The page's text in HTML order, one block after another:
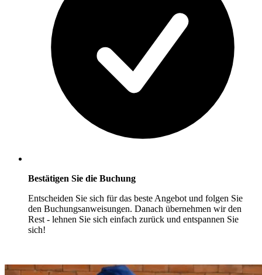
Bestätigen Sie die Buchung
Entscheiden Sie sich für das beste Angebot und folgen Sie
den Buchungsanweisungen. Danach übernehmen wir den
Rest - lehnen Sie sich einfach zurück und entspannen Sie
sich!